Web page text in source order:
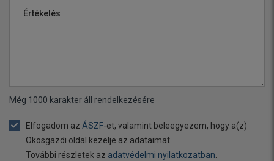
Értékelés
Még 1000 karakter áll rendelkezésére
Elfogadom az ÁSZF-et, valamint beleegyezem, hogy a(z)
Okosgazdi oldal kezelje az adataimat.
További részletek az adatvédelmi nyilatkozatban.